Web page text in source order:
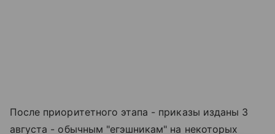
После приоритетного этапа - приказы изданы 3
августа - обычным "егэшникам" на некоторых